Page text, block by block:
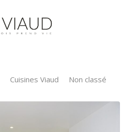
Cuisines Viaud Non classé